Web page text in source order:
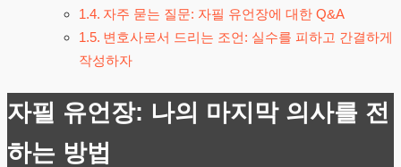
자주 묻는 질문: 자필 유언장에 대한 Q&A
변호사로서 드리는 조언: 실수를 피하고 간결하게
작성하자
자필 유언장: 나의 마지막 의사를 전
하는 방법